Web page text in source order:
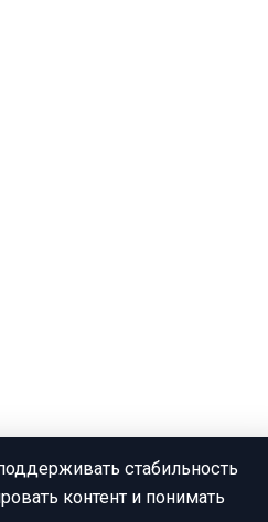
стабильность
контент и понимать